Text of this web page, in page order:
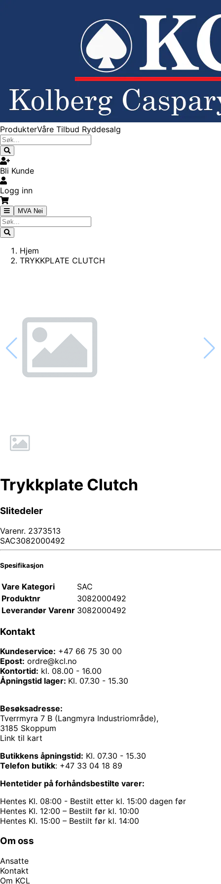
ProdukterVåre Tilbud Ryddesalg
Bli Kunde
Logg inn
MVA Nei
Hjem
TRYKKPLATE CLUTCH
Trykkplate Clutch
Slitedeler
Varenr. 2373513
SAC3082000492
Spesifikasjon
Vare Kategori
SAC
Produktnr
3082000492
Leverandør Varenr 3082000492
Kontakt
Kundeservice: +47 66 75 30 00
Epost: ordre@kcl.no
Kontortid: kl. 08.00 - 16.00
Åpningstid lager: Kl. 07.30 - 15.30
Besøksadresse:
Tverrmyra 7 B (Langmyra Industriområde),
3185 Skoppum
Link til kart
Butikkens åpningstid: Kl. 07.30 - 15.30
Telefon butikk: +47 33 04 18 89
Hentetider på forhåndsbestilte varer:
Hentes Kl. 08:00 - Bestilt etter kl. 15:00 dagen før
Hentes Kl. 12:00 – Bestilt før kl. 10:00
Hentes Kl. 15:00 – Bestilt før kl. 14:00
Om oss
Ansatte
Kontakt
Om KCL